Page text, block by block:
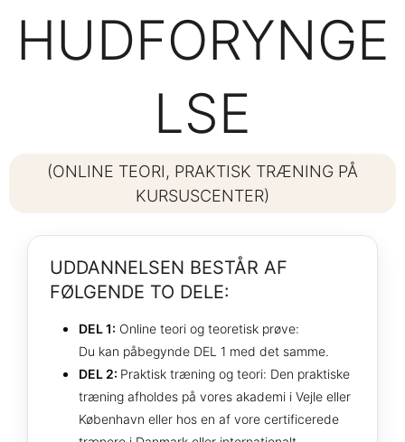
HUDFORYNGE
LSE
(ONLINE TEORI, PRAKTISK TRÆNING PÅ
KURSUSCENTER)
UDDANNELSEN BESTÅR AF
FØLGENDE TO DELE:
DEL 1: Online teori og teoretisk prøve:
Du kan påbegynde DEL 1 med det samme.
DEL 2: Praktisk træning og teori: Den praktiske
træning afholdes på vores akademi i Vejle eller
København eller hos en af vore certificerede